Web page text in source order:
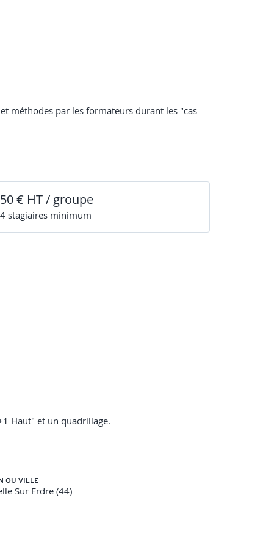
méthodes par les formateurs durant les "cas
€ HT / groupe
4 stagiaires minimum
Haut" et un quadrillage.
OU VILLE
Sur Erdre (44)